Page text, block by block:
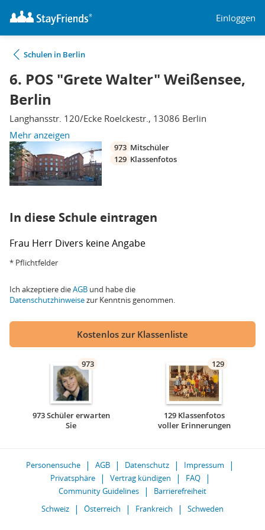
Einloggen
Schulen in Berlin
6. POS "Grete Walter" Weißensee,
Berlin
Langhansstr. 120/Ecke Roelckestr., 13086 Berlin
Mehr anzeigen
973 Mitschüler
129 Klassenfotos
In diese Schule eintragen
Frau Herr Divers keine Angabe
* Pflichtfelder
Ich akzeptiere dieAGB und habe die
Datenschutzhinweisezur Kenntnis genommen.
Kostenlos zur Klassenliste
973
973 Schüler erwarten
Sie
129
129 Klassenfotos
voller Erinnerungen
Personensuche AGB Datenschutz
Impressum
Privatsphäre
Vertrag kündigen
FAQ
Community Guidelines
Barrierefreiheit
Schweiz
Österreich Frankreich Schweden